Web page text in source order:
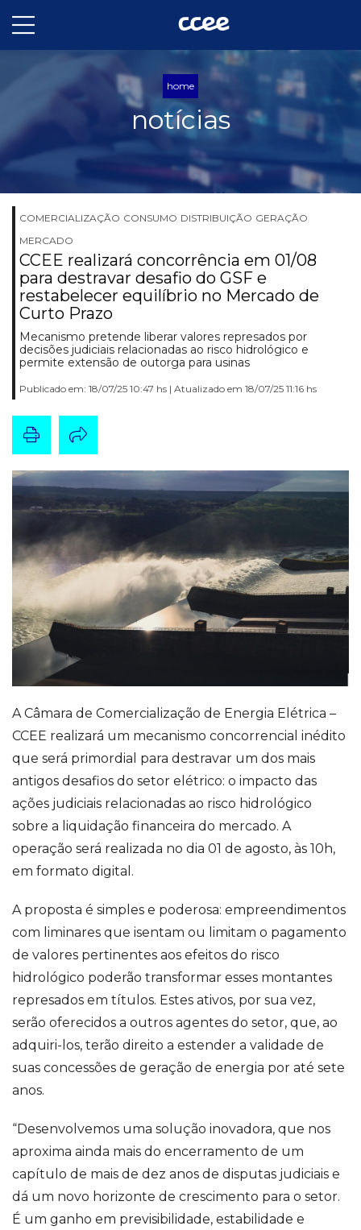
home
notícias
COMERCIALIZAÇÃO CONSUMO DISTRIBUIÇÃO GERAÇÃO
MERCADO
CCEE realizará concorrência em 01/08
para destravar desafio do GSF e
restabelecer equilíbrio no Mercado de
Curto Prazo
Mecanismo pretende liberar valores represados por
decisões judiciais relacionadas ao risco hidrológico e
permite extensão de outorga para usinas
Publicado em: 18/07/25 10:47 hs | Atualizado em 18/07/25 11:16 hs
A Câmara de Comercialização de Energia Elétrica –
CCEE realizará um mecanismo concorrencial inédito
que será primordial para destravar um dos mais
antigos desafios do setor elétrico: o impacto das
ações judiciais relacionadas ao risco hidrológico
sobre a liquidação financeira do mercado. A
operação será realizada no dia 01 de agosto, às 10h,
em formato digital.
A proposta é simples e poderosa: empreendimentos
com liminares que isentam ou limitam o pagamento
de valores pertinentes aos efeitos do risco
hidrológico poderão transformar esses montantes
represados em títulos. Estes ativos, por sua vez,
serão oferecidos a outros agentes do setor, que, ao
adquiri-los, terão direito a estender a validade de
suas concessões de geração de energia por até sete
anos.
“Desenvolvemos uma solução inovadora, que nos
aproxima ainda mais do encerramento de um
capítulo de mais de dez anos de disputas judiciais e
dá um novo horizonte de crescimento para o setor.
É um ganho em previsibilidade, estabilidade e